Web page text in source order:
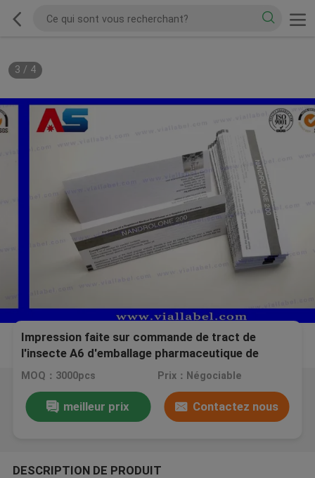
3 / 4
Impression faite sur commande de tract de
l'insecte A6 d'emballage pharmaceutique de
médicament pour la description du propionate
100mg de testostérone
MOQ：3000pcs Prix：Négociable
meilleur prix Contactez nous
DESCRIPTION DE PRODUIT